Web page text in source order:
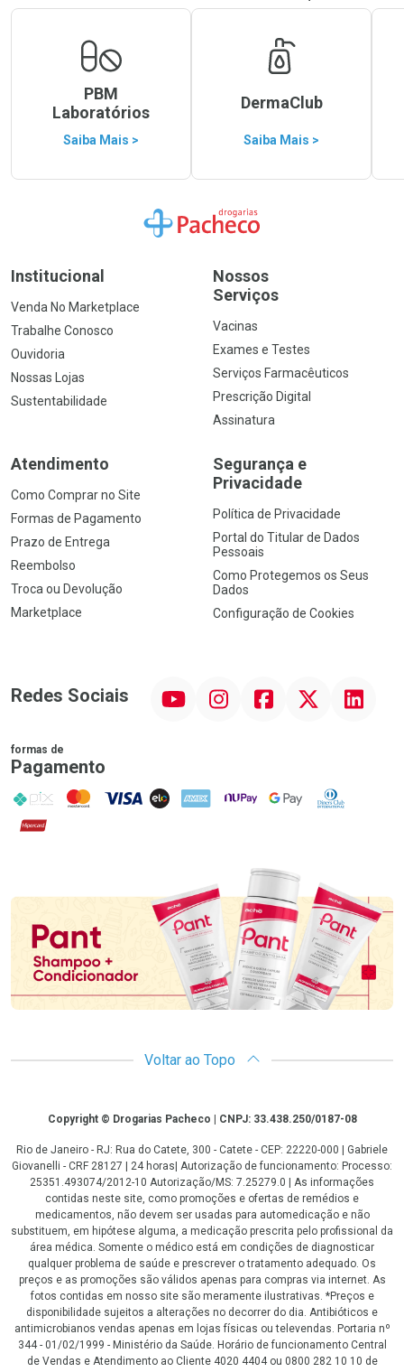
PBM
Laboratórios
Saiba Mais >
DermaClub
Saiba Mais >
Ir para a Home
Institucional
Venda No Marketplace
Trabalhe Conosco
Ouvidoria
Nossas Lojas
Sustentabilidade
Nossos
Serviços
Vacinas
Exames e Testes
Serviços Farmacêuticos
Prescrição Digital
Assinatura
Atendimento
Como Comprar no Site
Formas de Pagamento
Prazo de Entrega
Reembolso
Troca ou Devolução
Marketplace
Segurança e
Privacidade
Política de Privacidade
Portal do Titular de Dados
Pessoais
Como Protegemos os Seus
Dados
Configuração de Cookies
Redes Sociais InstagramFacebookTwitter Linkedin
formas de
Pagamento
PIX MasterCard
VISA ELO AMEX NuPay Google PayDiners Club
Hipercard
Promoção em Destaque
Voltar ao Topo
CopyrightCopyright © Drogarias Pacheco | CNPJ: 33.438.250/0187-08
Rio de Janeiro - RJ: Rua do Catete, 300 - Catete - CEP: 22220-000 | Gabriele
Giovanelli - CRF 28127 | 24 horas| Autorização de funcionamento: Processo:
25351.493074/2012-10 Autorização/MS: 7.25279.0 | As informações
contidas neste site, como promoções e ofertas de remédios e
medicamentos, não devem ser usadas para automedicação e não
substituem, em hipótese alguma, a medicação prescrita pelo profissional da
área médica. Somente o médico está em condições de diagnosticar
qualquer problema de saúde e prescrever o tratamento adequado. Os
preços e as promoções são válidos apenas para compras via internet. As
fotos contidas em nosso site são meramente ilustrativas. *Preços e
disponibilidade sujeitos a alterações no decorrer do dia. Antibióticos e
antimicrobianos vendas apenas em lojas físicas ou televendas. Portaria nº
344 - 01/02/1999 - Ministério da Saúde. Horário de funcionamento Central
de Vendas e Atendimento ao Cliente 4020 4404 ou 0800 282 10 10 de